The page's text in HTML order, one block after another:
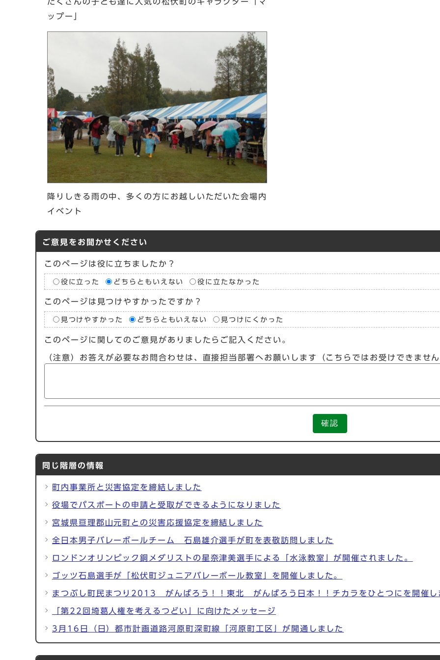
たくさんの子ども達に人気の松伏町のキャラクター「マ
ップー」
降りしきる雨の中、多くの方にお越しいただいた会場内
イベント
ご意見をお聞かせください
このページは役に立ちましたか？
役に立った どちらともいえない 役に立たなかった
このページは見つけやすかったですか？
見つけやすかった どちらともいえない 見つけにくかった
このページに関してのご意見がありましたらご記入ください。
（注意）お答えが必要なお問合わせは、直接担当部署へお願いします（こちらではお受けできませ
確認
同じ階層の情報
町内事業所と災害協定を締結しました
役場でパスポートの申請と受取ができるようになりました
宮城県亘理郡山元町との災害応援協定を締結しました
全日本男子バレーボールチーム 石島雄介選手が町を表敬訪問しました
ロンドンオリンピック銅メダリストの星奈津美選手による「水泳教室」が開催されました。
ゴッツ石島選手が「松伏町ジュニアバレーボール教室」を開催しました。
まつぶし町民まつり2013 がんばろう！！東北 がんばろう日本！！チカラをひとつにを開催し
「第22回埼葛人権を考えるつどい」に向けたメッセージ
3月16日（日）都市計画道路河原町深町線「河原町工区」が開通しました